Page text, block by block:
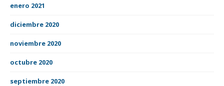
enero 2021
diciembre 2020
noviembre 2020
octubre 2020
septiembre 2020